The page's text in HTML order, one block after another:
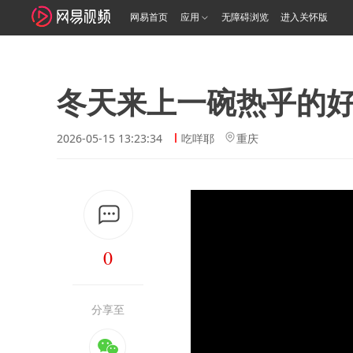
网易首页 应用 无障碍浏览 进入关怀版
冬天来上一碗热乎的
2026-05-15 13:23:34 吃咩耶 重庆
0
分享至